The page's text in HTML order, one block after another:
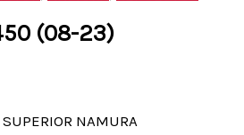
(08-23)
NAMURA